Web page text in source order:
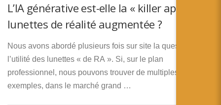
L’IA générative est-elle la « killer app » des
lunettes de réalité augmentée ?
Nous avons abordé plusieurs fois sur site la question de
l’utilité des lunettes « de RA ». Si, sur le plan
professionnel, nous pouvons trouver de multiples
exemples, dans le marché grand …